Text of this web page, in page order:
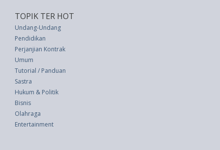
TOPIK TER HOT
Undang-Undang
Pendidikan
Perjanjian Kontrak
Umum
Tutorial / Panduan
Sastra
Hukum & Politik
Bisnis
Olahraga
Entertainment